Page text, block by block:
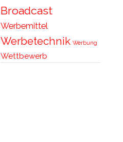
Broadcast
Werbemittel
Werbetechnik Werbung
Wettbewerb